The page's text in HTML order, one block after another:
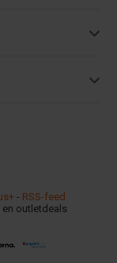
- RSS-feed
outletdeals